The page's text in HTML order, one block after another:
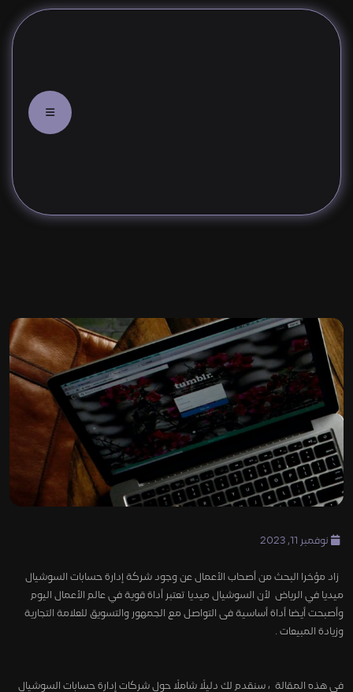
نوفمبر 11, 2023
زاد مؤخرا البحث من أصحاب الأعمال عن وجود شركة إدارة حسابات السوشيال
ميديا في الرياض لأن السوشيال ميديا تعتبر أداة قوية في عالم الأعمال اليوم
وأصبحت أيضا أداة أساسية فى التواصل مع الجمهور والتسويق للعلامة التجارية
وزيادة المبيعات .
في هذه المقالة ، سنقدم لك دليلًا شاملًا حول شركات إدارة حسابات السوشيال